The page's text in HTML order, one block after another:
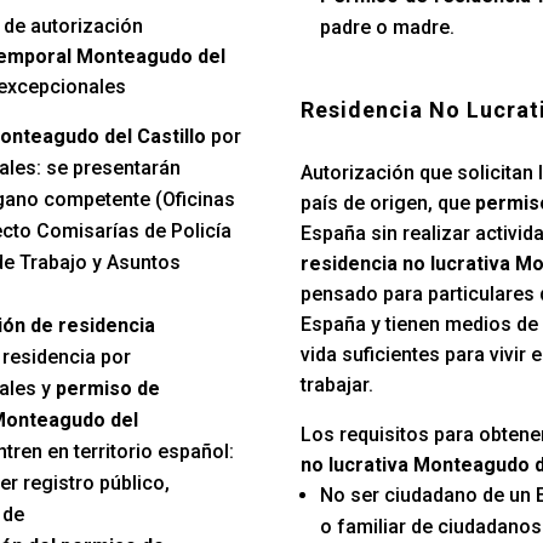
autorización
Monteagudo del
del Castillo por
se presentarán
competente (Oficinas
Comisarías de Policía
Trabajo y Asuntos
de residencia
residencia por
y permiso de
del
en territorio español:
registro público,
padre o madre.
Residencia No
Autorización que solicitan
país de origen, que
España sin realizar
residencia no lucrativa
pensado para particulares
España y tienen medios de
vida suficientes para vivir
trabajar.
Los requisitos para
no lucrativa Monteagudo
No ser ciudadano de un
o familiar de